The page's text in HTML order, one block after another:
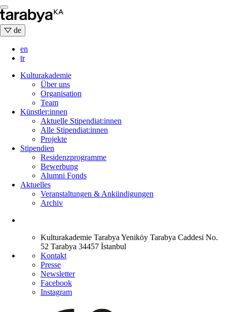
Skip
to
content
de
en
tr
Kulturakademie
Über uns
Organisation
Team
Künstler:innen
Aktuelle Stipendiat:innen
Alle Stipendiat:innen
Projekte
Stipendien
Residenzprogramme
Bewerbung
Alumni Fonds
Aktuelles
Veranstaltungen & Ankündigungen
Archiv
Kulturakademie Tarabya Yeniköy Tarabya Caddesi No.
52 Tarabya 34457 İstanbul
Kontakt
Presse
Newsletter
Facebook
Instagram